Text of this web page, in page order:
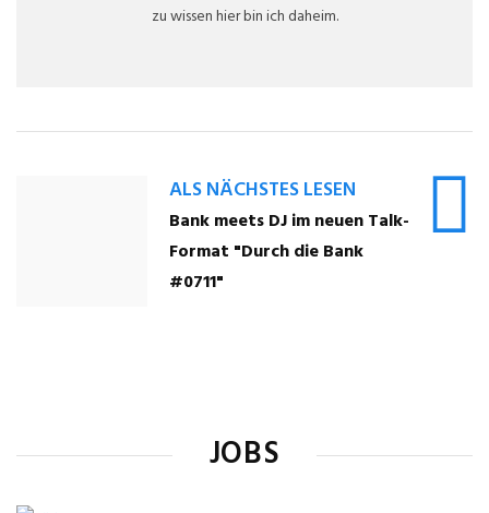
zu wissen hier bin ich daheim.
ALS NÄCHSTES LESEN
Bank meets DJ im neuen Talk-
Format "Durch die Bank
#0711"
JOBS